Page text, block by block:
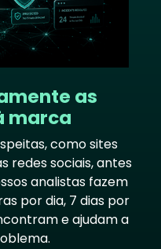
as
marca
como sites
redes sociais, antes
analistas fazem
por dia, 7 dias por
e ajudam a